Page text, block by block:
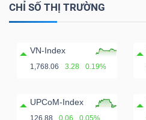
CHỈ SỐ THỊ TRƯỜNG
VN-Index
1,768.06 3.28 0.19%
UPCoM-Index